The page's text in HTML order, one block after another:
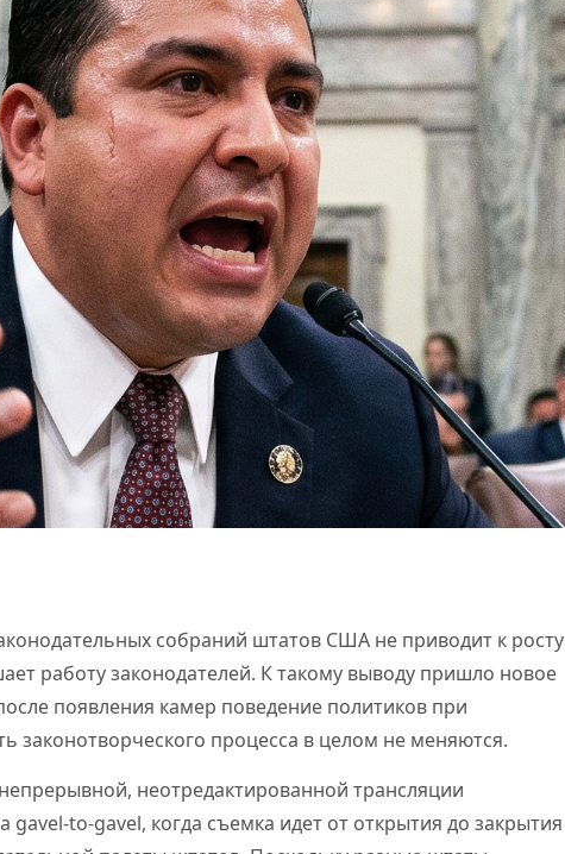
собраний штатов США не приводит к росту
работу законодателей. К такому выводу пришло новое
появления камер поведение политиков при
законотворческого процесса в целом не меняются.
неотредактированной трансляции
to-gavel, когда съемка идет от открытия до закрытия